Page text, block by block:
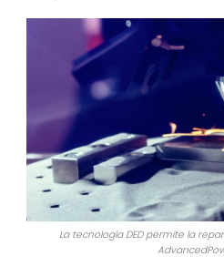
La tecnología DED permite la